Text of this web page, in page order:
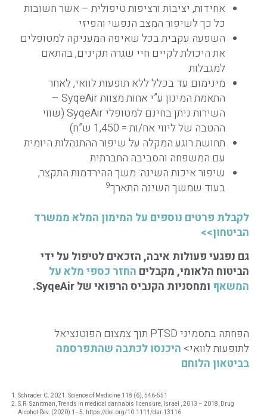
אחידות, יציבות ורציפות טיפולית – אשר חשובות
כל כך לשיפור המצב הנפשי והפיזי
השפעה עקבית בכל שאיפה המעניקה למטופלים
את היכולת לקיים חיי שגרה תקינים, בהתאם
למגבלות
מינימום עד בכלל ללא תופעות לוואי, לאחר
התאמת המינון ע”י אחות מצוות SyqeAir –
השירות ניתן בחינם למטופלי SyqeAir (שווי
ההטבה של ליווי אח/ות = 1,450 ש”ח)
תחושת רוגע המקלה על שיפור ההתנהלות היומית
עם המשפחה והסביבה החברתית
שיפור איכות השינה: משך ההירדמות התקצר,
בעוד שמשך השינה התארך9
לקבלת פרטים נוספים על המימון המלא ממשרד
הביטחון>>
גם נפגעי פעולות איבה, הזכאים לטיפול על ידי
הביטוח הלאומי, מקבלים החזר כספי מלא על
המשאף ומחסניות הקנביס הרפואי של SyqeAir.
הפחתה בתסמיני PTSD תוך צמצום הפוטנציאל
לתופעות לוואי> היכנסו לכתבה שהתפרסמה
בביטאון הלוחם
Schrader C. 2021. Science of Medicine 118 (6), 546-551
S.R. Sznitman, Trends in medical cannabis licensure, Israel , 2013 – 2018, Drug
Alcohol Rev. (2020) 1–5. https://doi.org/10.1111/dar.13116